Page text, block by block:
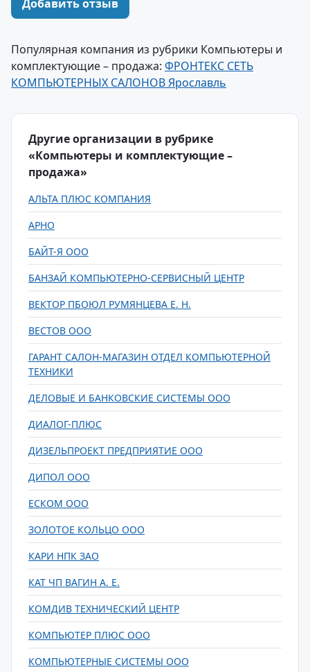
Добавить отзыв
Популярная компания из рубрики Компьютеры и
комплектующие – продажа: ФРОНТЕКС СЕТЬ
КОМПЬЮТЕРНЫХ САЛОНОВ Ярославль
Другие организации в рубрике
«Компьютеры и комплектующие –
продажа»
АЛЬТА ПЛЮС КОМПАНИЯ
АРНО
БАЙТ-Я ООО
БАНЗАЙ КОМПЬЮТЕРНО-СЕРВИСНЫЙ ЦЕНТР
ВЕКТОР ПБОЮЛ РУМЯНЦЕВА Е. Н.
ВЕСТОВ ООО
ГАРАНТ САЛОН-МАГАЗИН ОТДЕЛ КОМПЬЮТЕРНОЙ
ТЕХНИКИ
ДЕЛОВЫЕ И БАНКОВСКИЕ СИСТЕМЫ ООО
ДИАЛОГ-ПЛЮС
ДИЗЕЛЬПРОЕКТ ПРЕДПРИЯТИЕ ООО
ДИПОЛ ООО
ЕСКОМ ООО
ЗОЛОТОЕ КОЛЬЦО ООО
КАРИ НПК ЗАО
КАТ ЧП ВАГИН А. Е.
КОМДИВ ТЕХНИЧЕСКИЙ ЦЕНТР
КОМПЬЮТЕР ПЛЮС ООО
КОМПЬЮТЕРНЫЕ СИСТЕМЫ ООО